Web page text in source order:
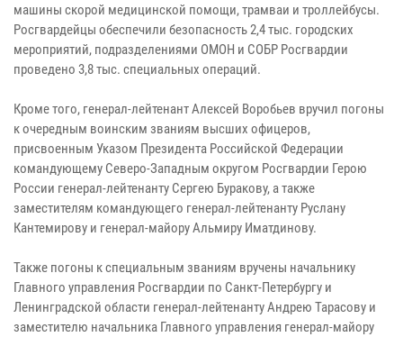
машины скорой медицинской помощи, трамваи и троллейбусы.
Росгвардейцы обеспечили безопасность 2,4 тыс. городских
мероприятий, подразделениями ОМОН и СОБР Росгвардии
проведено 3,8 тыс. специальных операций.
Кроме того, генерал-лейтенант Алексей Воробьев вручил погоны
к очередным воинским званиям высших офицеров,
присвоенным Указом Президента Российской Федерации
командующему Северо-Западным округом Росгвардии Герою
России генерал-лейтенанту Сергею Буракову, а также
заместителям командующего генерал-лейтенанту Руслану
Кантемирову и генерал-майору Альмиру Иматдинову.
Также погоны к специальным званиям вручены начальнику
Главного управления Росгвардии по Санкт-Петербургу и
Ленинградской области генерал-лейтенанту Андрею Тарасову и
заместителю начальника Главного управления генерал-майору